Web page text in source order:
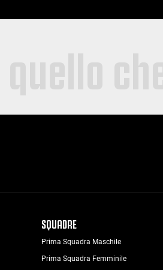
SQUADRE
Prima Squadra Maschile
Prima Squadra Femminile